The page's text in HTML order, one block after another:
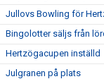
Jullovs Bowling för
Bingolotter säljs från
Hertzögacupen inställd
Julgranen på plats